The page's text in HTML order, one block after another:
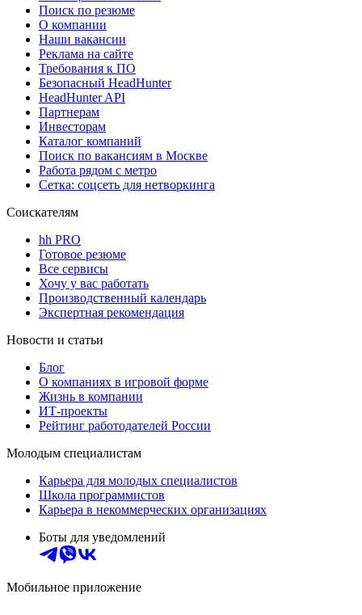
Поиск по резюме
О компании
Наши вакансии
Реклама на сайте
Требования к ПО
Безопасный HeadHunter
HeadHunter API
Партнерам
Инвесторам
Каталог компаний
Поиск по вакансиям в Москве
Работа рядом с метро
Сетка: соцсеть для нетворкинга
Соискателям
hh PRO
Готовое резюме
Все сервисы
Хочу у вас работать
Производственный календарь
Экспертная рекомендация
Новости и статьи
Блог
О компаниях в игровой форме
Жизнь в компании
ИТ-проекты
Рейтинг работодателей России
Молодым специалистам
Карьера для молодых специалистов
Школа программистов
Карьера в некоммерческих организациях
Боты для уведомлений
Мобильное приложение